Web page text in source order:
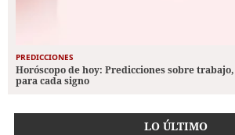
PREDICCIONES
Horóscopo de hoy: Predicciones sobre
para cada signo
LO ÚLTIMO